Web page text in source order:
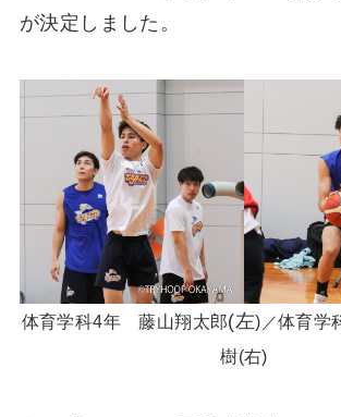
が決定しました。
体育学科4年 藤山翔太郎(左) ／体育学
樹(右)